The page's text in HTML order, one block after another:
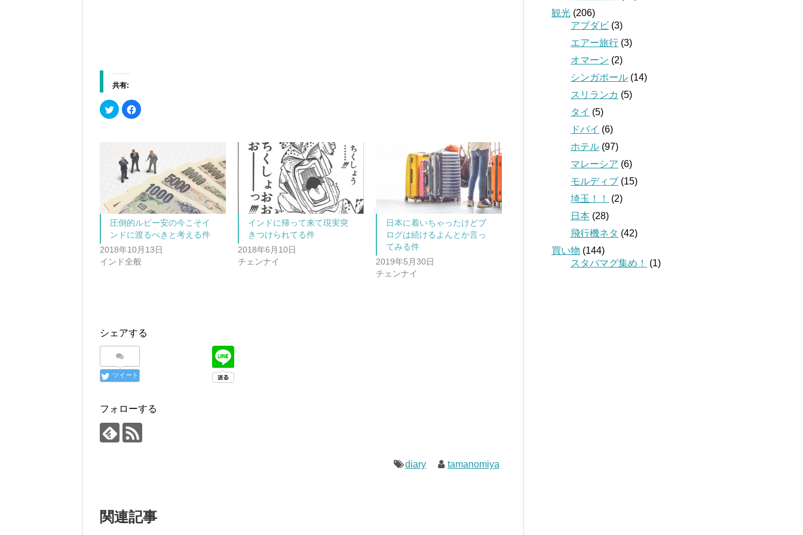
共有:
ク
リ
t
で
共
有
(
新
し
ウ
ィ
ン
F
a
o
k
で
共
す
る
に
は
ク
リ
ッ
ク
て
く
だ
ン
ド
ウ
き
ま
す
圧倒的ルピー安の今こそイ
ンドに渡るべきと考える件
2018年10月13日
インド全般
インドに帰って来て現実突
きつけられてる件
2018年6月10日
チェンナイ
日本に着いちゃったけどブ
ログは続けるよんとか言っ
てみる件
2019年5月30日
チェンナイ
シェアする
ツイート
フォローする
diary tamanomiya
関連記事
観光 (206)
アブダビ (3)
エアー旅行 (3)
オマーン (2)
シンガポール (14)
スリランカ (5)
タイ (5)
ドバイ (6)
ホテル (97)
マレーシア (6)
モルディブ (15)
埼玉！！
(2)
日本 (28)
飛行機ネタ (42)
買い物 (144)
スタバマグ集め！
(1)